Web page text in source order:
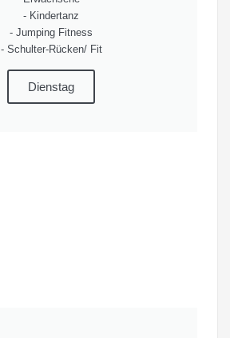
- Kindertanz
- Jumping Fitness
- Schulter-Rücken/ Fit
Dienstag